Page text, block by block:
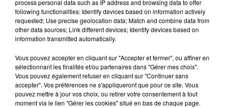
Une fois l’opération terminée, les deux volatiles ont
été transférés dans un établissement adapté pour
être examinés, avant d'être relâchés.
process personal data such as IP address and browsing data to offer
following functionalities: Identify devices based on information actively
requested; Use precise geolocation data; Match and combine data from
other data sources; Link different devices; Identify devices based on
information transmitted automatically.
Vous pouvez accepter en cliquant sur "Accepter et fermer", ou affiner en
sélectionnant les finalités et/ou partenaires dans "Gérer mes choix".
Vous pouvez également refuser en cliquant sur "Continuer sans
accepter". Vos préférences ne s'appliqueront que pour ce site. Vous
pouvez mettre à jour vos choix, ou retirer votre consentement à tout
moment via le lien "Gérer les cookies" situé en bas de chaque page.